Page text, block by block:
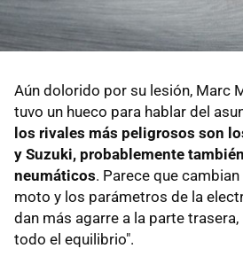
Aún dolorido por su lesión, Marc
tuvo un hueco para hablar del
los rivales más peligrosos son
y Suzuki, probablemente
neumáticos. Parece que
moto y los parámetros de la
dan más agarre a la parte
todo el equilibrio".